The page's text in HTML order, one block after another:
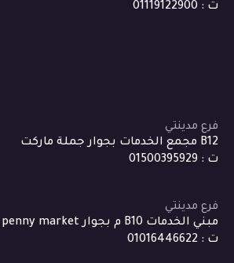
ت : 01119122900
فرع مدينتي
B12 مجمع الخدمات بجوار جملة ماركت
ت : 01500395929
فرع مدينتي
مبني الخدمات B10 م بجوار penny market .
ت : 01016446622